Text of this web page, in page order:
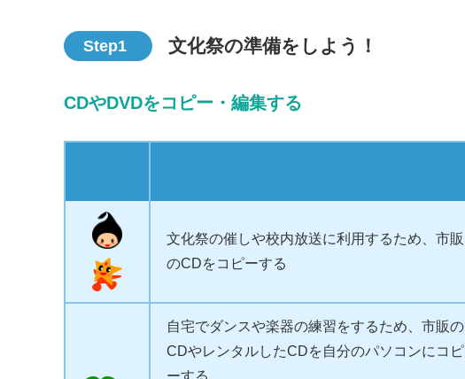
Step1 文化祭の準備をしよう！
CDやDVDをコピー・編集する
文化祭の催しや校内放送に利用するため、市販
のCDをコピーする
自宅でダンスや楽器の練習をするため、市販の
CDやレンタルしたCDを自分のパソコンにコピ
ーする